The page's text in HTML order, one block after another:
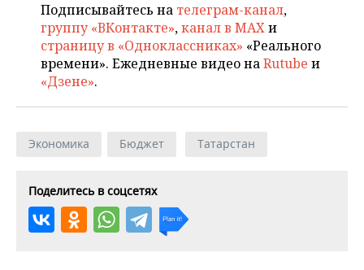
Подписывайтесь на телеграм-канал,
группу «ВКонтакте»,канал в MAXи
страницу в «Одноклассниках» «Реального
времени». Ежедневные видео наRutube и
«Дзене».
Экономика Бюджет Татарстан
Поделитесь в соцсетях